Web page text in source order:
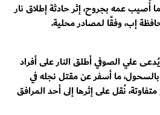
عمه بجروح، إثر حادثة إطلاق نار
إب، وفقًا لمصادر محلية.
علي الصوفي أطلق النار على أفراد
ما أسفر عن مقتل نجله في
نُقل على إثرها إلى أحد المرافق